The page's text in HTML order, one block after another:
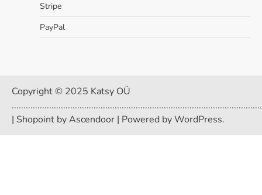
Stripe
PayPal
Copyright © 2025 Katsy OÜ
| Shopoint byAscendoor | Powered byWordPress.